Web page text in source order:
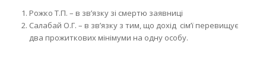
Рожко Т.П. – в зв’язку зі смертю заявниці
Салабай О.Г. – в зв’язку з тим, що дохід сім’ї перевищує
два прожиткових мінімуми на одну особу.